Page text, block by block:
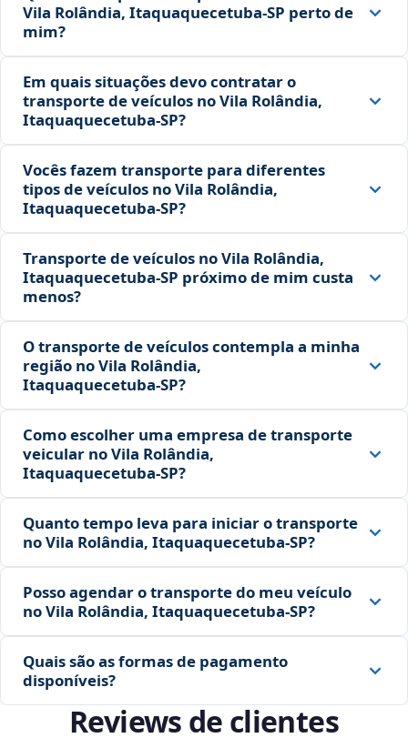
Vila Rolândia, Itaquaquecetuba‑SP perto de
mim?
Em quais situações devo contratar o
transporte de veículos no Vila Rolândia,
Itaquaquecetuba‑SP?
Vocês fazem transporte para diferentes
tipos de veículos no Vila Rolândia,
Itaquaquecetuba‑SP?
Transporte de veículos no Vila Rolândia,
Itaquaquecetuba‑SP próximo de mim custa
menos?
O transporte de veículos contempla a minha
região no Vila Rolândia,
Itaquaquecetuba‑SP?
Como escolher uma empresa de transporte
veicular no Vila Rolândia,
Itaquaquecetuba‑SP?
Quanto tempo leva para iniciar o transporte
no Vila Rolândia, Itaquaquecetuba‑SP?
Posso agendar o transporte do meu veículo
no Vila Rolândia, Itaquaquecetuba‑SP?
Quais são as formas de pagamento
disponíveis?
Reviews de clientes